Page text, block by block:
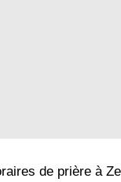
de prière à